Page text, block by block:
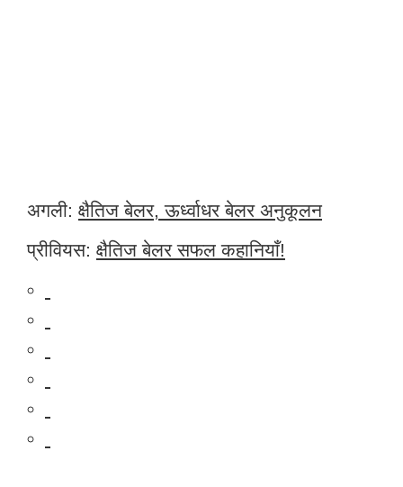
अगली: क्षैतिज बेलर, ऊर्ध्वाधर बेलर अनुकूलन
प्रीवियस: क्षैतिज बेलर सफल कहानियाँ!